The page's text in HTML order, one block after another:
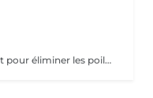
Un service d'épilation précis et délicat pour éliminer les poils indésirables du visage, notamment au niveau des sourcils, de la lèvre supérieure, du nez et des oreilles. La peau est laissée douce, nette et rafraîchie, pour un résultat soigné qui met en valeur vos traits naturels.